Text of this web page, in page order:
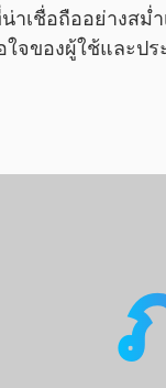
เชื่อถืออย่างสม่
ใจของผู้ใช้และป